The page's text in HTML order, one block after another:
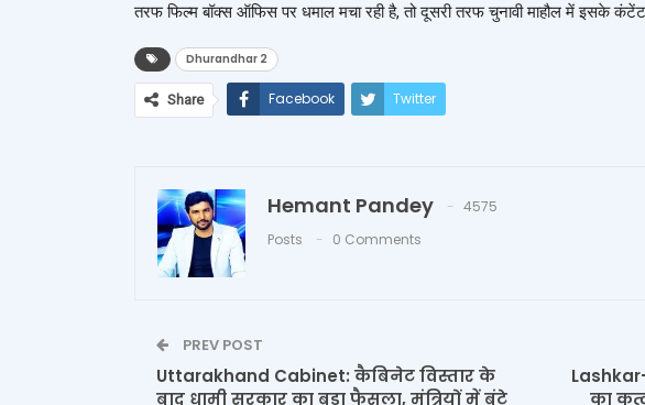
तरफ फिल्म बॉक्स ऑफिस पर धमाल मचा रही है, तो दूसरी तरफ चुनावी माहौल में इसके कंटेंट
Dhurandhar 2
Share Facebook Twitter
Hemant Pandey
4575
Posts
0 Comments
PREV POST
Uttarakhand Cabinet: कैबिनेट विस्तार के
बाद धामी सरकार का बड़ा फैसला, मंत्रियों में बंटे
का